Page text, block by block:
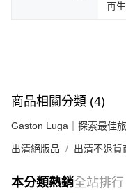
再
商品相關分類 (4)
Gaston Luga｜探索最佳
出清絕版品 出清不退貨
本分類熱銷全站排行